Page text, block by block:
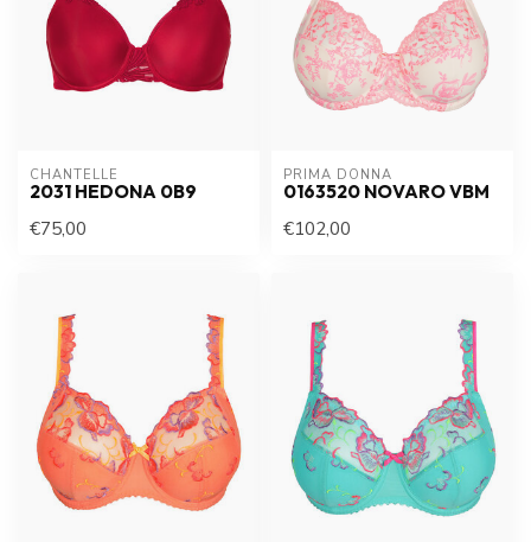
CHANTELLE
2031 HEDONA 0B9
€75,00
PRIMA DONNA
0163520 NOVARO VBM
€102,00